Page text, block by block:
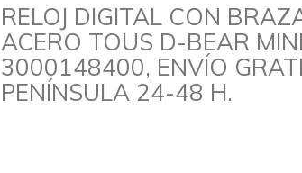
RELOJ DIGITAL CON
ACERO TOUS D-BEAR MINI
3000148400, ENVÍO
PENÍNSULA 24-48 H.